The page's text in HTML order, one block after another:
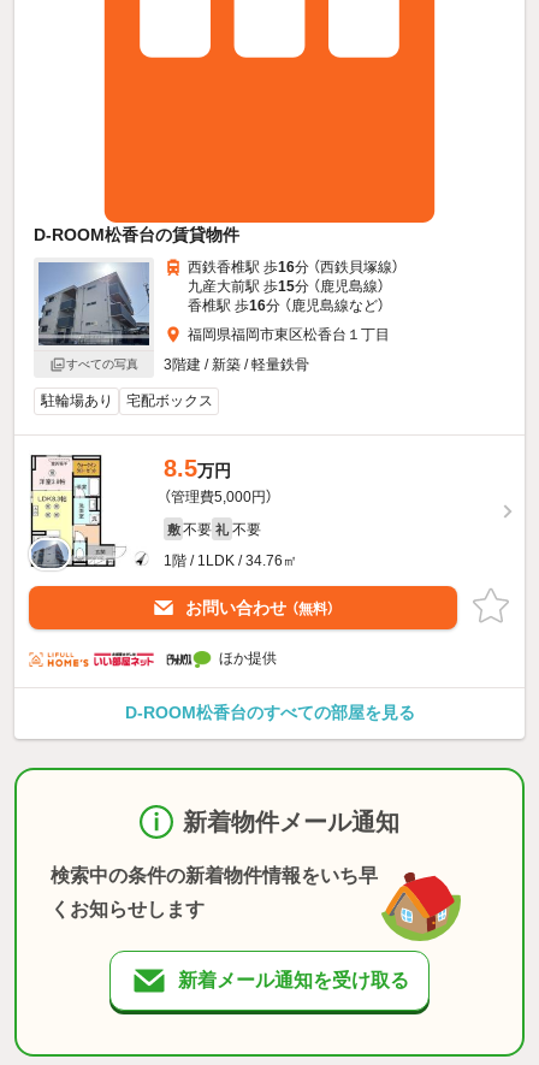
D-ROOM松香台の賃貸物件
すべての写真
西鉄香椎駅 歩16分 （西鉄貝塚線）
九産大前駅 歩15分 （鹿児島線）
香椎駅 歩16分 （鹿児島線など）
福岡県福岡市東区松香台１丁目
3階建 / 新築 / 軽量鉄骨
駐輪場あり 宅配ボックス
8.5万円
（管理費5,000円）
敷 不要 礼 不要
1階 / 1LDK / 34.76㎡
お問い合わせ （無料）
ほか提供
D-ROOM松香台のすべての部屋を見る
新着物件メール通知
検索中の条件の新着物件情報をいち早
くお知らせします
新着メール通知を受け取る